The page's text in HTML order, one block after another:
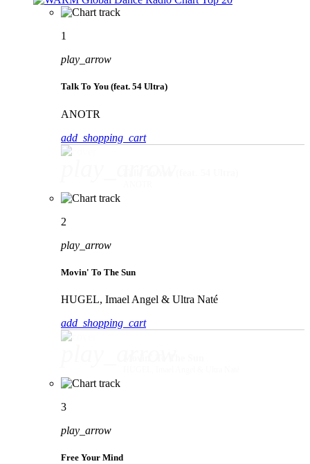
1
play_arrow
Talk To You (feat. 54 Ultra)
ANOTR
add_shopping_cart
2
play_arrow
Movin' To The Sun
HUGEL, Imael Angel & Ultra Naté
add_shopping_cart
3
play_arrow
Free Your Mind